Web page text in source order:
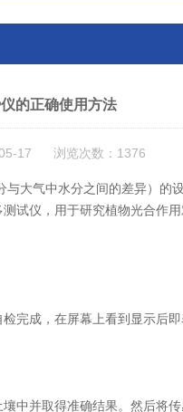
的正确使用方法
05-17 浏览次数：1376
气中水分之间的差异）的
试仪，用于研究植物光合作
成，在屏幕上看到显示后即
并取得准确结果。然后将传